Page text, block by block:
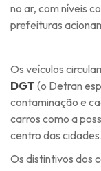
no ar, com níveis
prefeituras
Os veículos
DGT (o Detran
contaminação e
carros como a
centro das cidades.
Os distintivos dos